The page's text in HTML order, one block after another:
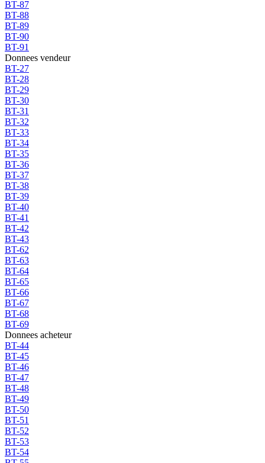
BT-87
BT-88
BT-89
BT-90
BT-91
Donnees vendeur
BT-27
BT-28
BT-29
BT-30
BT-31
BT-32
BT-33
BT-34
BT-35
BT-36
BT-37
BT-38
BT-39
BT-40
BT-41
BT-42
BT-43
BT-62
BT-63
BT-64
BT-65
BT-66
BT-67
BT-68
BT-69
Donnees acheteur
BT-44
BT-45
BT-46
BT-47
BT-48
BT-49
BT-50
BT-51
BT-52
BT-53
BT-54